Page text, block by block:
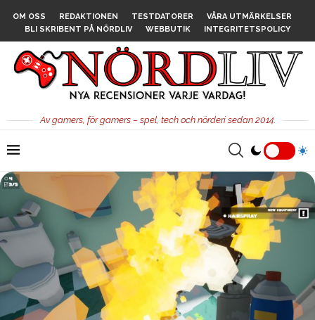
OM OSS REDAKTIONEN TESTDATORER
VÅRA UTMÄRKELSER
BLI SKRIBENT PÅ NÖRDLIV
WEBBUTIK INTEGRITETSPOLICY
Av gamers, för gamers – spel, tech och nörderi sedan 2014.